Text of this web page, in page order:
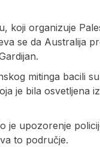
koji organizuje
se da Australija
mitinga bacili
je bila osvetljena
je upozorenje
to područje.